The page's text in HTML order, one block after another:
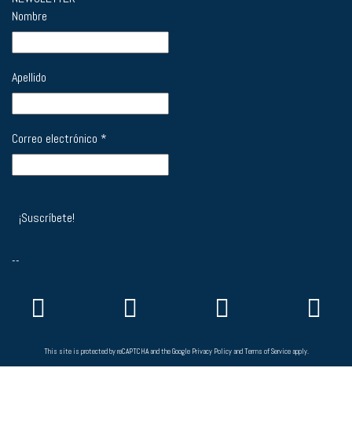
Nombre
Apellido
Correo electrónico *
--
This site is protected by reCAPTCHA and the Google Privacy PolicyandTerms of Serviceapply.